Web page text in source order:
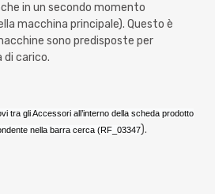
in un secondo momento
macchina principale). Questo è
sono predisposte per
di carico.
tra gli Accessori all’interno della scheda prodotto
nella barra cerca (RF_03347).